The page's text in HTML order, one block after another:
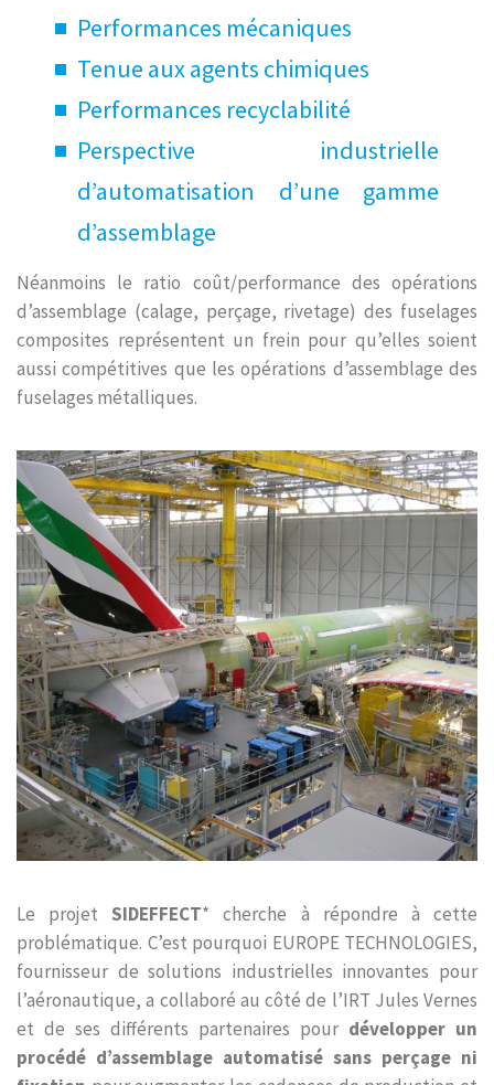
Performances mécaniques
Tenue aux agents chimiques
Performances recyclabilité
Perspective industrielle
d’automatisation d’une gamme
d’assemblage
Néanmoins le ratio coût/performance des opérations
d’assemblage (calage, perçage, rivetage) des fuselages
composites représentent un frein pour qu’elles soient
aussi compétitives que les opérations d’assemblage des
fuselages métalliques.
Le projetSIDEFFECT* cherche à répondre à cette
problématique. C’est pourquoi EUROPE TECHNOLOGIES,
fournisseur de solutions industrielles innovantes pour
l’aéronautique, a collaboré au côté de l’IRT Jules Vernes
et de ses différents partenaires pour développer un
procédé d’assemblage automatisé sans perçage ni